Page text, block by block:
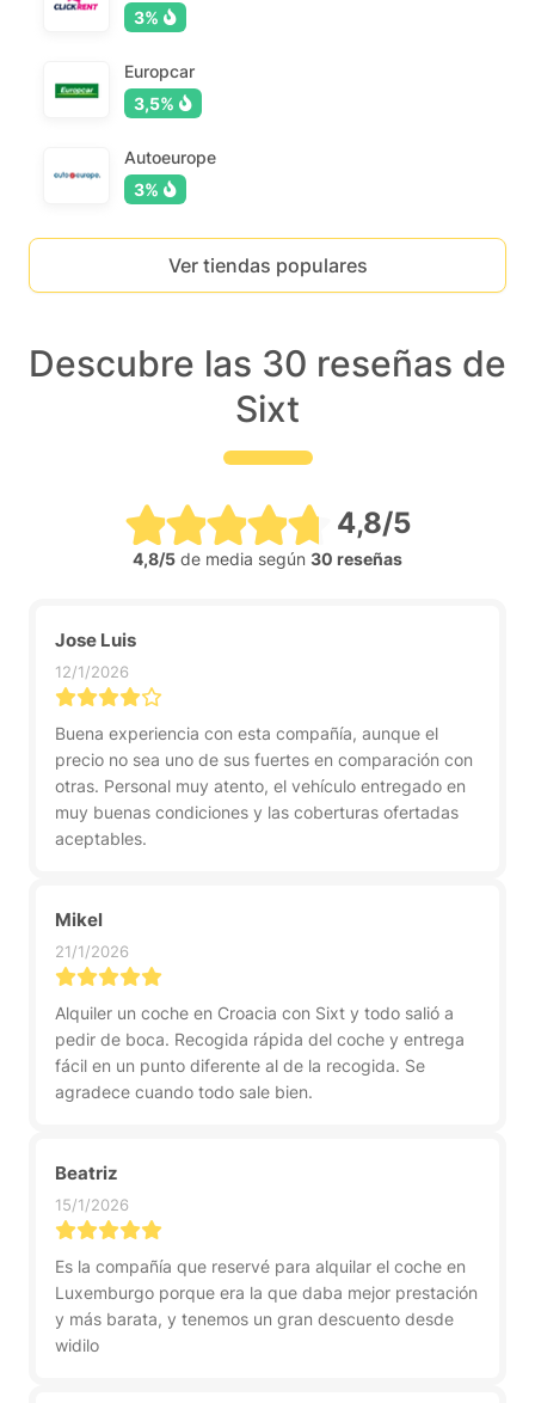
3%
Europcar
3,5%
Autoeurope
3%
Ver tiendas populares
Descubre las 30 reseñas de
Sixt
4,8/5
4,8/5 de media según 30 reseñas
Jose Luis
12/1/2026
Buena experiencia con esta compañía, aunque el
precio no sea uno de sus fuertes en comparación con
otras. Personal muy atento, el vehículo entregado en
muy buenas condiciones y las coberturas ofertadas
aceptables.
Mikel
21/1/2026
Alquiler un coche en Croacia con Sixt y todo salió a
pedir de boca. Recogida rápida del coche y entrega
fácil en un punto diferente al de la recogida. Se
agradece cuando todo sale bien.
Beatriz
15/1/2026
Es la compañía que reservé para alquilar el coche en
Luxemburgo porque era la que daba mejor prestación
y más barata, y tenemos un gran descuento desde
widilo